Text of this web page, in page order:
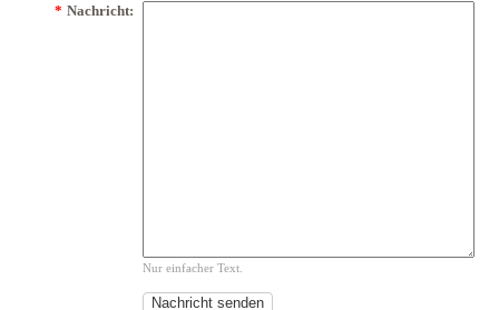
* Nachricht:
Nur einfacher Text.